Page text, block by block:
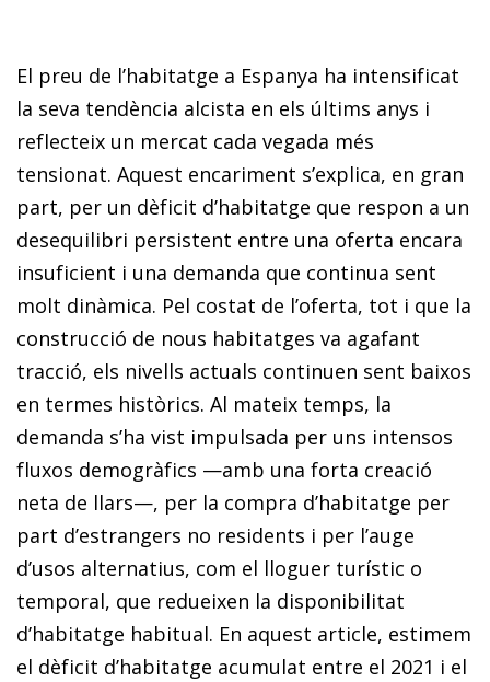
El preu de l’habitatge a Espanya ha intensificat
la seva tendència alcista en els últims anys i
reflecteix un mercat cada vegada més
tensionat. Aquest encariment s’explica, en gran
part, per un dèficit d’habitatge que respon a un
desequilibri persistent entre una oferta encara
insuficient i una demanda que continua sent
molt dinàmica. Pel costat de l’oferta, tot i que la
construcció de nous habitatges va agafant
tracció, els nivells actuals continuen sent baixos
en termes històrics. Al mateix temps, la
demanda s’ha vist impulsada per uns intensos
fluxos demogràfics —amb una forta creació
neta de llars—, per la compra d’habitatge per
part d’estrangers no residents i per l’auge
d’usos alternatius, com el lloguer turístic o
temporal, que redueixen la disponibilitat
d’habitatge habitual. En aquest article, estimem
el dèficit d’habitatge acumulat entre el 2021 i el